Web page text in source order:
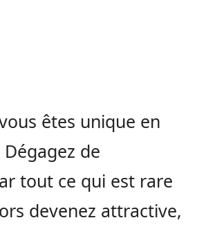
êtes unique en
de
tout ce qui est rare
devenez attractive,